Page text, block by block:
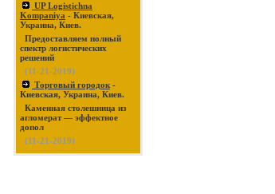
UP Logistichna
Kompaniya - Киевская,
Украина, Киев.
Предоставляем полный
спектр логистических
решений
(11-21-2019)
Торговый городок -
Киевская, Украина, Киев.
Каменная столешница из
агломерат — эффектное
допол
(11-21-2019)